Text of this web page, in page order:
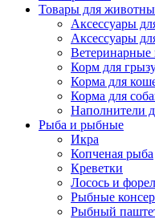
Товары для
Аксессуары
Аксессуары
Ветеринарные
Корм для
Корма для
Корма для
Наполнители
Рыба и рыбные
Икра
Копченая рыба
Креветки
Лосось и
Рыбные
Рыбный